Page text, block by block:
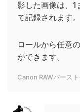
影した画像は、1
て記録されます。
ロールから任意
ができます。
Canon RAWバースト